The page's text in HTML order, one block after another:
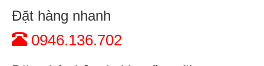
0946.136.702
Đăng ký nhận tin khuyến mãi